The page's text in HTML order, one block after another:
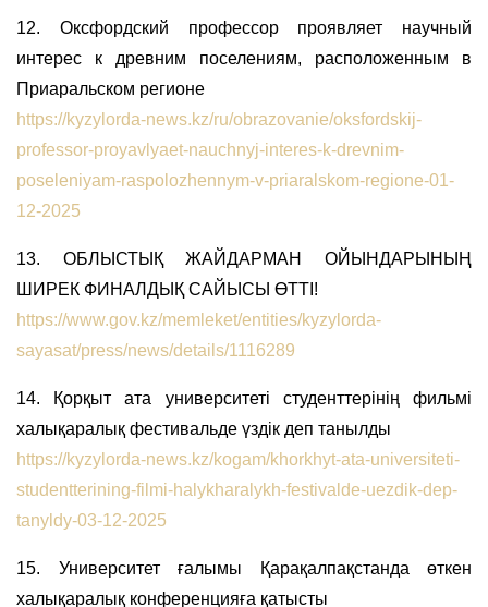
12. Оксфордский профессор проявляет научный
интерес к древним поселениям, расположенным в
Приаральском регионе
https://kyzylorda-news.kz/ru/obrazovanie/oksfordskij-
professor-proyavlyaet-nauchnyj-interes-k-drevnim-
poseleniyam-raspolozhennym-v-priaralskom-regione-01-
12-2025
13. ОБЛЫСТЫҚ ЖАЙДАРМАН ОЙЫНДАРЫНЫҢ
ШИРЕК ФИНАЛДЫҚ САЙЫСЫ ӨТТІ!
https://www.gov.kz/memleket/entities/kyzylorda-
sayasat/press/news/details/1116289
14. Қорқыт ата университеті студенттерінің фильмі
халықаралық фестивальде үздік деп танылды
https://kyzylorda-news.kz/kogam/khorkhyt-ata-universiteti-
studentterining-filmi-halykharalykh-festivalde-uezdik-dep-
tanyldy-03-12-2025
15. Университет ғалымы Қарақалпақстанда өткен
халықаралық конференцияға қатысты